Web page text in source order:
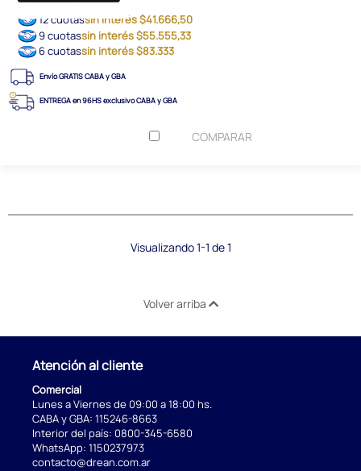
12 cuotassin interés $41.666,50
9 cuotassin interés $55.555,33
6 cuotassin interés $83.333
Envío GRATIS CABA y GBA
ENTREGA en 96HS exclusivo CABA y GBA
COMPARAR
Visualizando 1-1 de 1
Volver arriba
Atención al cliente
Comercial
Lunes a Viernes de 09:00 a 18:00 hs.
CABA y GBA: 115246-8663
Interior del país: 0800-345-6580
WhatsApp: 1150237973
contacto@drean.com.ar